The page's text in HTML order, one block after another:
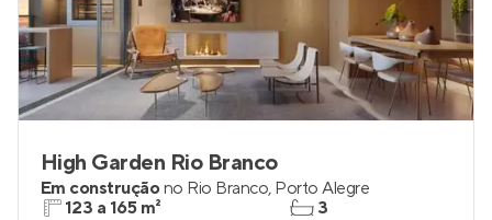
High Garden Rio Branco
Em construçãono Rio Branco, Porto Alegre
123 a 165 m²
3